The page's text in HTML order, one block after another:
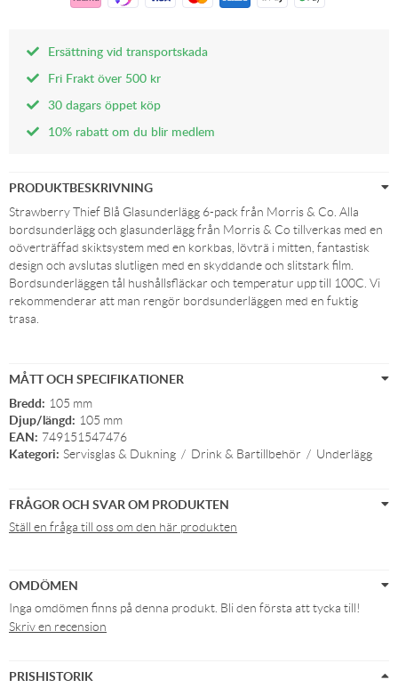
Ersättning vid transportskada
Fri Frakt över 500 kr
30 dagars öppet köp
10% rabatt om du blir medlem
PRODUKTBESKRIVNING
Strawberry Thief Blå Glasunderlägg 6-pack från Morris & Co. Alla
bordsunderlägg och glasunderlägg från Morris & Co tillverkas med en
oöverträffad skiktsystem med en korkbas, lövträ i mitten, fantastisk
design och avslutas slutligen med en skyddande och slitstark film.
Bordsunderläggen tål hushållsfläckar och temperatur upp till 100C. Vi
rekommenderar att man rengör bordsunderläggen med en fuktig
trasa.
MÅTT OCH SPECIFIKATIONER
Bredd: 105 mm
Djup/längd: 105 mm
EAN: 749151547476
Kategori: Servisglas & Dukning / Drink & Bartillbehör / Underlägg
FRÅGOR OCH SVAR OM PRODUKTEN
Ställ en fråga till oss om den här produkten
OMDÖMEN
Inga omdömen finns på denna produkt. Bli den första att tycka till!
Skriv en recension
PRISHISTORIK